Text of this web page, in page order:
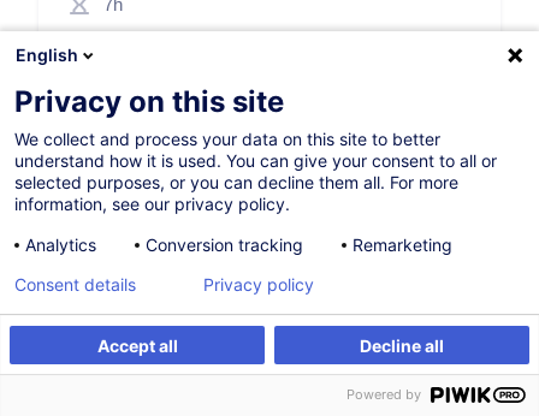
S'inscrire Formation sur mesure
7h
Cours du jour
French / Français
001572
S'inscrire
Formation sur mesure
English
Privacy on this site
We collect and process your data on this site to better
understand how it is used. You can give your consent to all or
selected purposes, or you can decline them all. For more
information, see our privacy policy.
Analytics
Conversion tracking Remarketing
Accept all Decline all
Consent details Privacy policy
Powered by